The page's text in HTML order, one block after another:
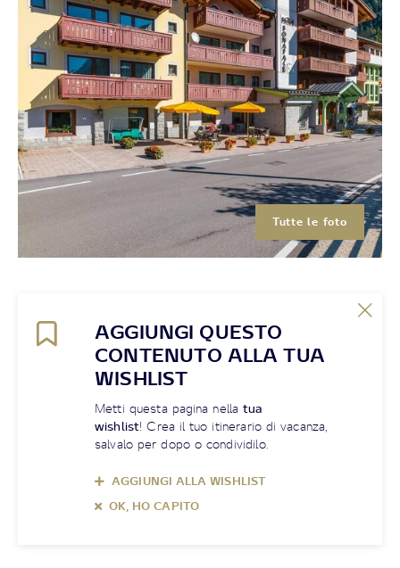
Tutte le foto
AGGIUNGI QUESTO
CONTENUTO ALLA TUA
WISHLIST
Metti questa pagina nellatua
wishlist! Crea il tuo itinerario di vacanza,
salvalo per dopo o condividilo.
AGGIUNGI ALLA WISHLIST
OK, HO CAPITO